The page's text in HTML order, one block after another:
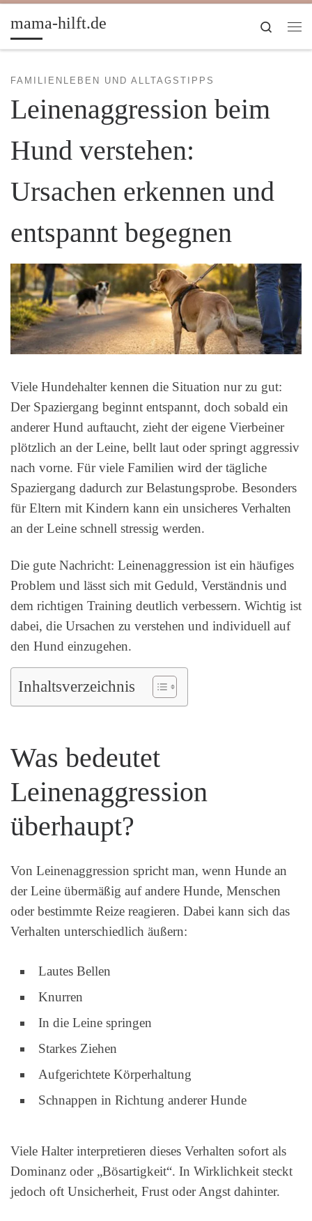
Zum Inhalt springen
mama-hilft.de
Search
FAMILIENLEBEN UND ALLTAGSTIPPS
Leinenaggression beim
Hund verstehen:
Ursachen erkennen und
entspannt begegnen
Viele Hundehalter kennen die Situation nur zu gut:
Der Spaziergang beginnt entspannt, doch sobald ein
anderer Hund auftaucht, zieht der eigene Vierbeiner
plötzlich an der Leine, bellt laut oder springt aggressiv
nach vorne. Für viele Familien wird der tägliche
Spaziergang dadurch zur Belastungsprobe. Besonders
für Eltern mit Kindern kann ein unsicheres Verhalten
an der Leine schnell stressig werden.
Die gute Nachricht: Leinenaggression ist ein häufiges
Problem und lässt sich mit Geduld, Verständnis und
dem richtigen Training deutlich verbessern. Wichtig ist
dabei, die Ursachen zu verstehen und individuell auf
den Hund einzugehen.
Inhaltsverzeichnis
Was bedeutet
Leinenaggression
überhaupt?
Von Leinenaggression spricht man, wenn Hunde an
der Leine übermäßig auf andere Hunde, Menschen
oder bestimmte Reize reagieren. Dabei kann sich das
Verhalten unterschiedlich äußern:
Lautes Bellen
Knurren
In die Leine springen
Starkes Ziehen
Aufgerichtete Körperhaltung
Schnappen in Richtung anderer Hunde
Viele Halter interpretieren dieses Verhalten sofort als
Dominanz oder „Bösartigkeit“. In Wirklichkeit steckt
jedoch oft Unsicherheit, Frust oder Angst dahinter.